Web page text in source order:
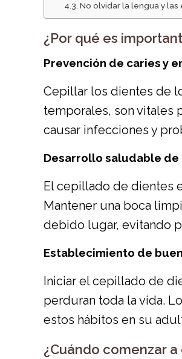
No olvidar la lengua y las
¿Por qué es
Prevención de caries y
Cepillar los dientes de
temporales, son vitales
causar infecciones y
Desarrollo saludable
El cepillado de dientes
Mantener una boca
debido lugar, evitando
Establecimiento de
Iniciar el cepillado de
perduran toda la vida.
estos hábitos en su
¿Cuándo comenzar